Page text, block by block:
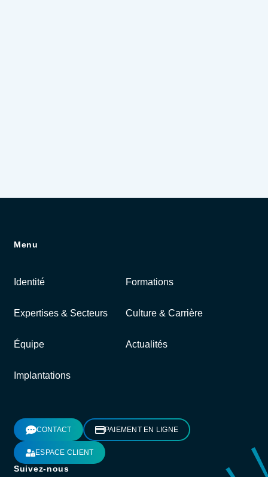
Menu
Identité Formations
Expertises & Secteurs Culture & Carrière
Équipe Actualités
Implantations
CONTACT PAIEMENT EN LIGNE
ESPACE CLIENT
Suivez-nous